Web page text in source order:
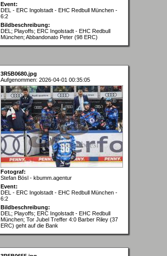
Event:
DEL - ERC Ingolstadt - EHC Redbull München -
6:2
Bildbeschreibung:
DEL; Playoffs; ERC Ingolstadt - EHC Redbull
München; Abbandonato Peter (98 ERC)
3R5B0680.jpg
Aufgenommen: 2026-04-01 00:35:05
Fotograf:
Stefan Bösl - kbumm.agentur
Event:
DEL - ERC Ingolstadt - EHC Redbull München -
6:2
Bildbeschreibung:
DEL; Playoffs; ERC Ingolstadt - EHC Redbull
München; Tor Jubel Treffer 4:0 Barber Riley (37
ERC) geht auf die Bank